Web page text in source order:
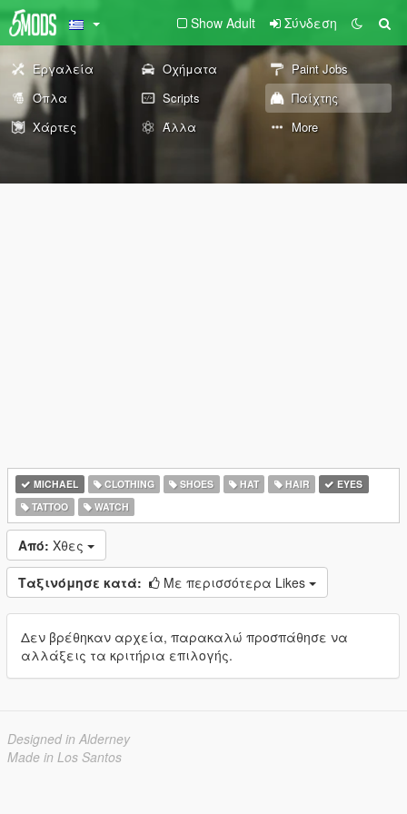
Show Adult Σύνδεση
Εργαλεία Οχήματα
Paint Jobs
Όπλα
Scripts
Παίχτης
Χάρτες
Άλλα More
MICHAEL CLOTHING SHOES HAT HAIR
EYES
TATTOO
WATCH
Από: Χθες
Ταξινόμησε κατά: Με περισσότερα Likes
Δεν βρέθηκαν αρχεία, παρακαλώ προσπάθησε να
αλλάξεις τα κριτήρια επιλογής.
Designed in Alderney
Made in Los Santos